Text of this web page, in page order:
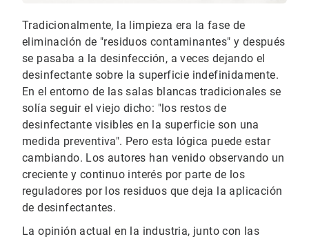
Tradicionalmente, la limpieza era la fase de
eliminación de "residuos contaminantes" y después
se pasaba a la desinfección, a veces dejando el
desinfectante sobre la superficie indefinidamente.
En el entorno de las salas blancas tradicionales se
solía seguir el viejo dicho: "los restos de
desinfectante visibles en la superficie son una
medida preventiva". Pero esta lógica puede estar
cambiando. Los autores han venido observando un
creciente y continuo interés por parte de los
reguladores por los residuos que deja la aplicación
de desinfectantes.
La opinión actual en la industria, junto con las